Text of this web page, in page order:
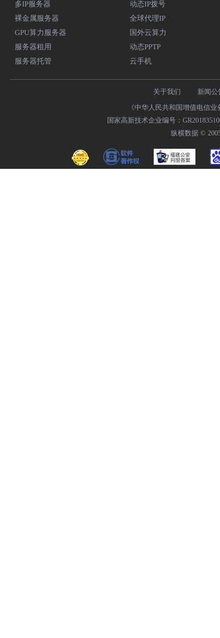
多IP服务器
裸金属服务器
GPU算力服务器
服务器租用
服务器托管
动态IP拨号
全球代理IP
国外云算力
动态PPTP
云手机
关于我们 新闻公
《中华人民共和国增值电信
国家高新技术企业编号：
纵横数据 ©